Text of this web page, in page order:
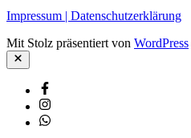
Impressum | Datenschutzerklärung
Mit Stolz präsentiert von WordPress
Schließen
Facebook
Instagram
Whatsapp